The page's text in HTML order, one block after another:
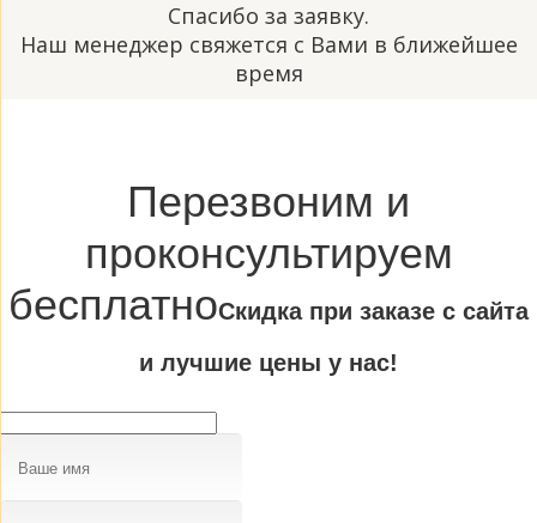
Спасибо за заявку.
Наш менеджер свяжется с Вами в ближейшее
время
Перезвоним и
проконсультируем
бесплатноCкидка при заказе с сайта
и лучшие цены у нас!